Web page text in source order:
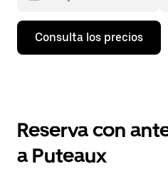
Pulsa
flecha
calendario
seleccionar
Consulta los precios
Reserva con
a Puteaux